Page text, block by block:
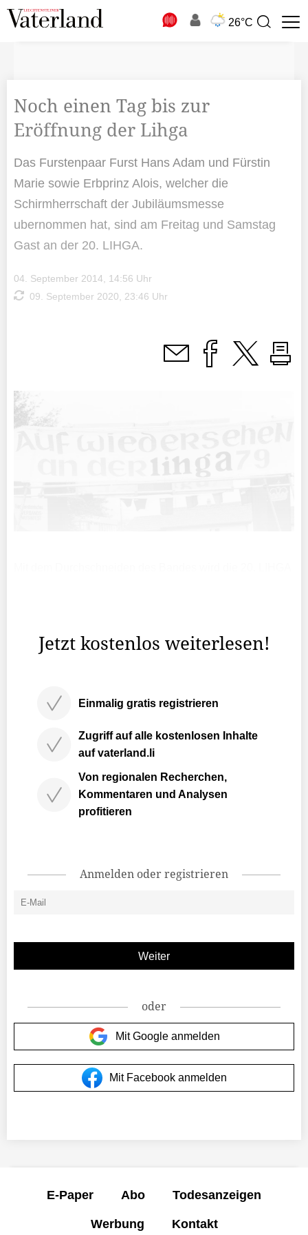
26°C
Suchbegriff
Noch einen Tag bis zur
Eröffnung der Lihga
Das Furstenpaar Furst Hans Adam und Fürstin
Marie sowie Erbprinz Alois, welcher die
Schirmherrschaft der Jubiläumsmesse
ubernommen hat, sind am Freitag und Samstag
Gast an der 20. LIHGA.
04. September 2014, 14:56 Uhr
09. September 2020, 23:46 Uhr
Jetzt kostenlos weiterlesen!
Einmalig gratis registrieren
Zugriff auf alle kostenlosen Inhalte
auf vaterland.li
Von regionalen Recherchen,
Kommentaren und Analysen
profitieren
Anmelden oder registrieren
oder
Mit Google anmelden
Mit Facebook anmelden
E-Paper Abo Todesanzeigen
Werbung Kontakt